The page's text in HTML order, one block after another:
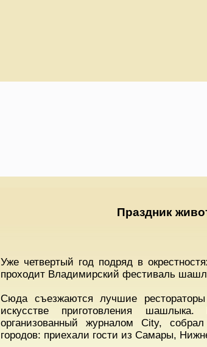
Праздник
Уже четвертый год подряд в
проходит Владимирский фестиваль
Сюда съезжаются лучшие
искусстве приготовления
организованный журналом City,
городов: приехали гости из Самары,